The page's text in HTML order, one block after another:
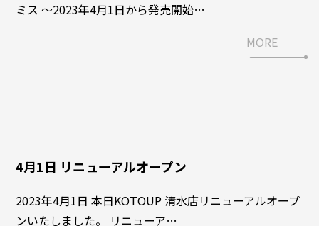
ミス 〜2023年4月1日から発売開始…
MORE
4月1日 リニューアルオープン
2023年4月1日 本日KOTOUP 清水店リニューアルオープ
ンいたしました。 リニューア…